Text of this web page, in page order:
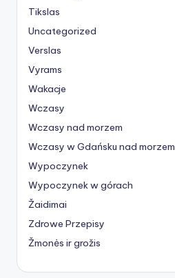
Tikslas
Uncategorized
Verslas
Vyrams
Wakacje
Wczasy
Wczasy nad morzem
Wczasy w Gdańsku nad morzem
Wypoczynek
Wypoczynek w górach
Žaidimai
Zdrowe Przepisy
Žmonės ir grožis